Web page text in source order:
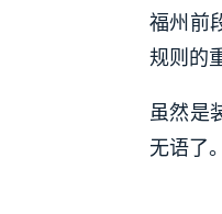
福州前
规则的
虽然是
无语了